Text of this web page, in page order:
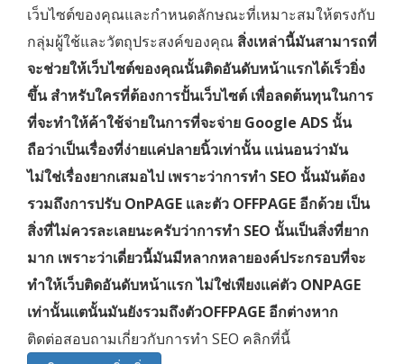
เว็บไซต์ของคุณและกำหนดลักษณะที่เหมาะสมให้ตรงกับ
กลุ่มผู้ใช้และวัตถุประสงค์ของคุณ สิ่งเหล่านี้มันสามารถที่
จะช่วยให้เว็บไซต์ของคุณนั้นติดอันดับหน้าเเรกได้เร็วยิ่ง
ขึ้น สำหรับใครที่ต้องการปั้นเว็บไซต์ เพื่อลดต้นทุนในการ
ที่จะทำให้ค้าใช้จ่ายในการที่จะจ่าย Google ADS นั้น
ถือว่าเป็นเรื่องที่ง่ายเเค่ปลายนิ้วเท่านั้น เเน่นอนว่ามัน
ไม่ใช่เรื่องยากเสมอไป เพราะว่าการทำ SEO นั้นมันต้อง
รวมถึงการปรับ OnPAGE เเละตัว OFFPAGE อีกด้วย เป็น
สิ่งที่ไม่ควรละเลยนะครับว่าการทำ SEO นั้นเป็นสิ่งที่ยาก
มาก เพราะว่าเดี่ยวนี้มันมีหลากหลายองค์ประกรอบที่จะ
ทำให้เว็บติดอันดับหน้าเเรก ไม่ใช่เพียงเเค่ตัว ONPAGE
เท่านั้นเเตนั้นมันยังรวมถึงตัวOFFPAGE อีกต่างหาก
ติดต่อสอบถามเกี่ยวกับการทำ SEO คลิกที่นี้